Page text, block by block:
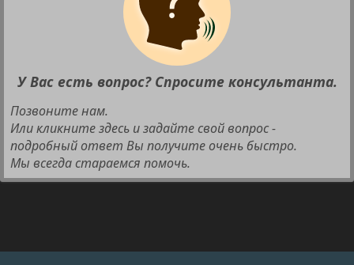
У Вас есть вопрос? Спросите консультанта.
Позвоните нам.
Или кликните здесь и задайте свой вопрос -
подробный ответ Вы получите очень быстро.
Мы всегда стараемся помочь.